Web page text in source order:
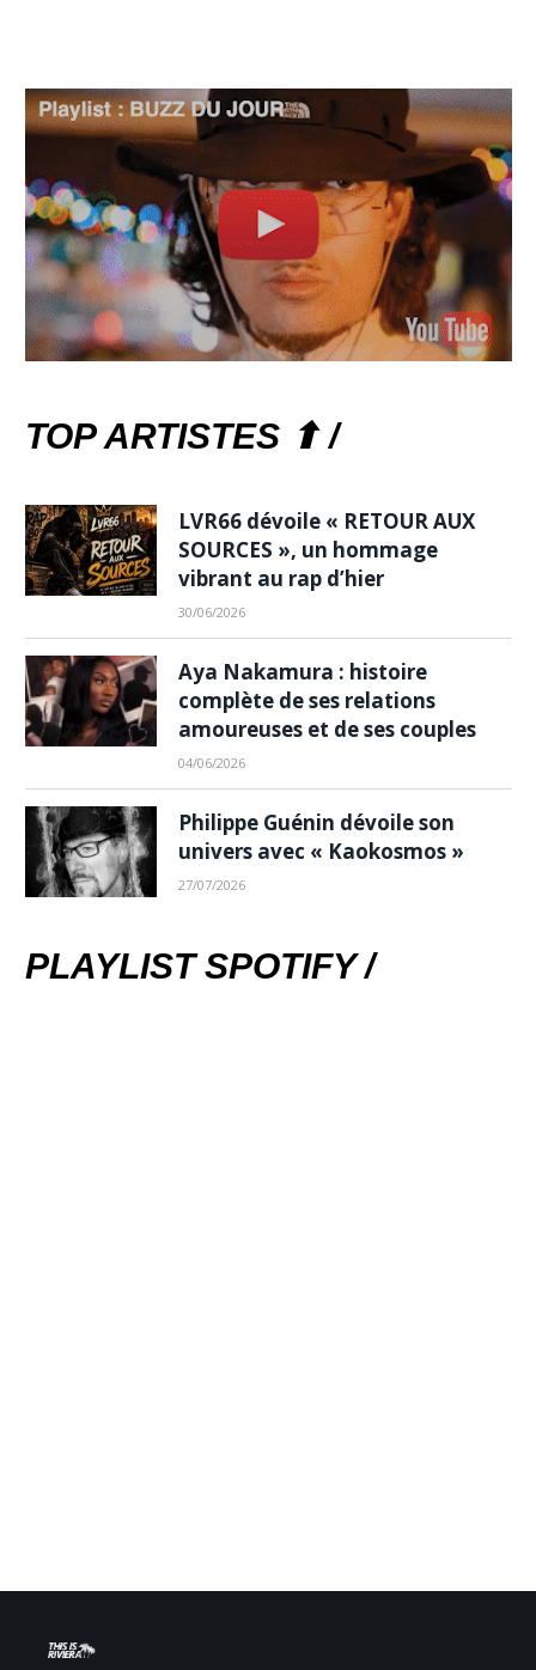
TOP ARTISTES ⬆ /
LVR66 dévoile « RETOUR AUX
SOURCES », un hommage
vibrant au rap d’hier
30/06/2026
Aya Nakamura : histoire
complète de ses relations
amoureuses et de ses couples
04/06/2026
Philippe Guénin dévoile son
univers avec « Kaokosmos »
27/07/2026
PLAYLIST SPOTIFY /